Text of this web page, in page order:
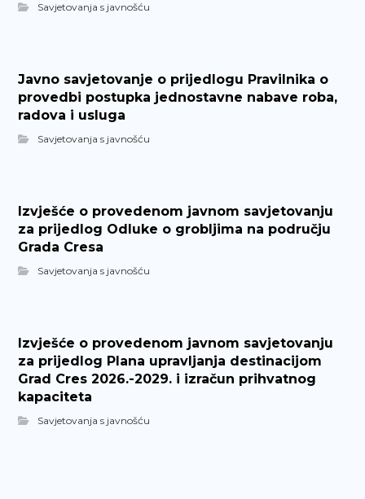
Savjetovanja s javnošću
Javno savjetovanje o prijedlogu Pravilnika o
provedbi postupka jednostavne nabave roba,
radova i usluga
Savjetovanja s javnošću
Izvješće o provedenom javnom savjetovanju
za prijedlog Odluke o grobljima na području
Grada Cresa
Savjetovanja s javnošću
Izvješće o provedenom javnom savjetovanju
za prijedlog Plana upravljanja destinacijom
Grad Cres 2026.-2029. i izračun prihvatnog
kapaciteta
Savjetovanja s javnošću